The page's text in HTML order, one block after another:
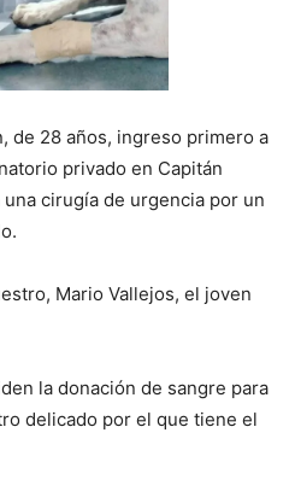
de 28 años, ingreso primero a
privado en Capitán
cirugía de urgencia por un
Mario Vallejos, el joven
la donación de sangre para
delicado por el que tiene el